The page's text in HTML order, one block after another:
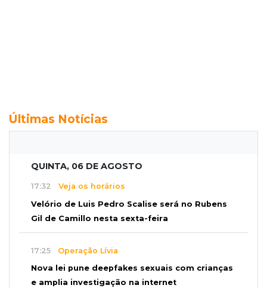
Últimas Notícias
QUINTA, 06 DE AGOSTO
17:32 Veja os horários
Velório de Luis Pedro Scalise será no Rubens
Gil de Camillo nesta sexta-feira
17:25 Operação Lívia
Nova lei pune deepfakes sexuais com crianças
e amplia investigação na internet